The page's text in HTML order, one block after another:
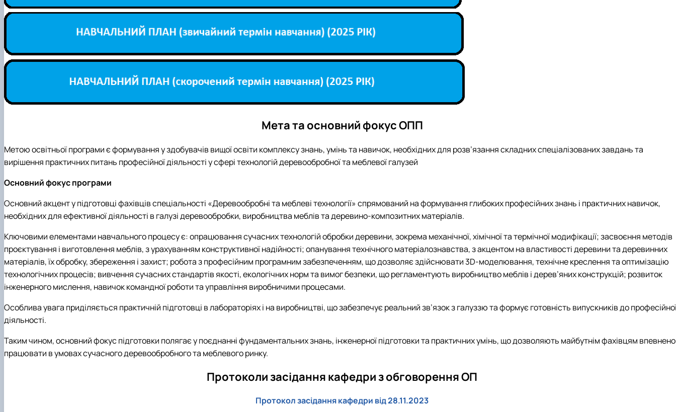
Мета та основний фокус ОПП
Метою освітньої програми є формування у здобувачів вищої освіти комплексу знань, умінь та навичок, необхідних для розв’язання складних спеціалізованих завдань та
вирішення практичних питань професійної діяльності у сфері технологій деревообробної та меблевої галузей
Основний фокус програми
Основний акцент у підготовці фахівців спеціальності «Деревообробні та меблеві технології» спрямований на формування глибоких професійних знань і практичних навичок,
необхідних для ефективної діяльності в галузі деревообробки, виробництва меблів та деревино-композитних матеріалів.
Ключовими елементами навчального процесу є: опрацювання сучасних технологій обробки деревини, зокрема механічної, хімічної та термічної модифікації; засвоєння методів
проєктування і виготовлення меблів, з урахуванням конструктивної надійності; опанування технічного матеріалознавства, з акцентом на властивості деревини та деревинних
матеріалів, їх обробку, збереження і захист; робота з професійним програмним забезпеченням, що дозволяє здійснювати 3D-моделювання, технічне креслення та оптимізацію
технологічних процесів; вивчення сучасних стандартів якості, екологічних норм та вимог безпеки, що регламентують виробництво меблів і дерев’яних конструкцій; розвиток
інженерного мислення, навичок командної роботи та управління виробничими процесами.
Особлива увага приділяється практичній підготовці в лабораторіях і на виробництві, що забезпечує реальний зв’язок з галуззю та формує готовність випускників до
діяльності.
Таким чином, основний фокус підготовки полягає у поєднанні фундаментальних знань, інженерної підготовки та практичних умінь, що дозволяють майбутнім фахівцям впевнено
працювати в умовах сучасного деревообробного та меблевого ринку.
Протоколи засідання кафедри з обговорення ОП
Протокол засідання кафедри від 28.11.2023